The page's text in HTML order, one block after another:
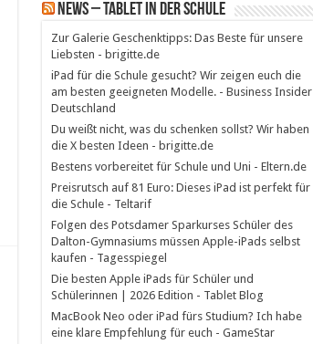
News – Tablet in der Schule
Zur Galerie Geschenktipps: Das Beste für unsere
Liebsten - brigitte.de
iPad für die Schule gesucht? Wir zeigen euch die
am besten geeigneten Modelle. - Business Insider
Deutschland
Du weißt nicht, was du schenken sollst? Wir haben
die X besten Ideen - brigitte.de
Bestens vorbereitet für Schule und Uni - Eltern.de
Preisrutsch auf 81 Euro: Dieses iPad ist perfekt für
die Schule - Teltarif
Folgen des Potsdamer Sparkurses Schüler des
Dalton-Gymnasiums müssen Apple-iPads selbst
kaufen - Tagesspiegel
Die besten Apple iPads für Schüler und
Schülerinnen | 2026 Edition - Tablet Blog
MacBook Neo oder iPad fürs Studium? Ich habe
eine klare Empfehlung für euch - GameStar